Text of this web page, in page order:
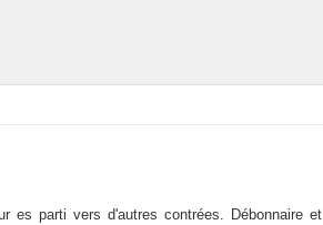
es parti vers d'autres contrées. Débonnaire et